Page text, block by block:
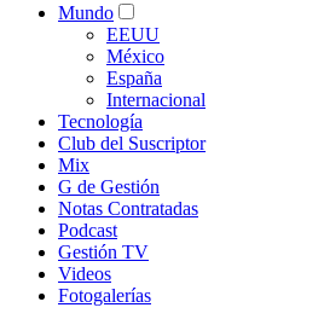
Mundo
EEUU
México
España
Internacional
Tecnología
Club del Suscriptor
Mix
G de Gestión
Notas Contratadas
Podcast
Gestión TV
Videos
Fotogalerías